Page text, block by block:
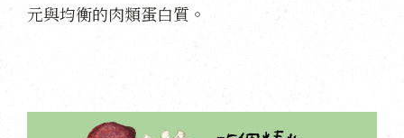
元與均衡的肉類蛋白質。